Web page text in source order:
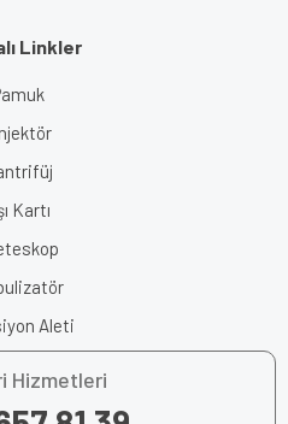
Linkler
Kartı
Aleti
Hizmetleri